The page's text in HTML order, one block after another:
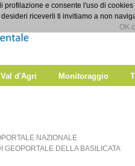
d'Agri Monitoraggio
NAZIONALE
GEOPORTALE DELLA BASILICATA
profilazione e consente l'uso di
riceverli ti invitiamo a non
OK